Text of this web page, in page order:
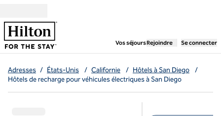
Vos séjours,ouvre un nouvel
Rejoindre Se connecter
Adresses / États-Unis / Californie / Hôtels à San Diego
/
Hôtels de recharge pour véhicules électriques à San Diego